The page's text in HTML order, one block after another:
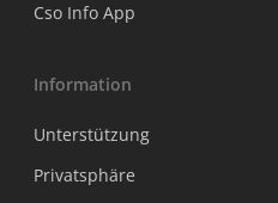
Cso Info App
Information
Unterstützung
Privatsphäre